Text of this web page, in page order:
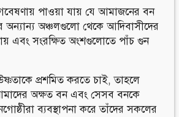
পাওয়া যায় যে আমাজনের বন
অন্যান্য অঞ্চলগুলো থেকে আদিবাসীদের
এবং সংরক্ষিত অংশগুলোতে পাঁচ গুন
প্রশমিত করতে চাই, তাহলে
অক্ষত বন এবং সেসব বনকে
ব্যবস্থাপনা করে তাঁদের সকলের